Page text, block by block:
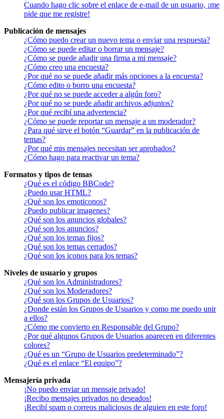
Cuando hago clic sobre el enlace de e-mail de un usuario, ¡me
pide que me registre!
Publicación de mensajes
¿Cómo puedo crear un nuevo tema o enviar una respuesta?
¿Cómo se puede editar o borrar un mensaje?
¿Cómo se puede añadir una firma a mi mensaje?
¿Cómo creo una encuesta?
¿Por qué no se puede añadir más opciones a la encuesta?
¿Cómo edito o borro una encuesta?
¿Por qué no se puede acceder a algún foro?
¿Por qué no se puede añadir archivos adjuntos?
¿Por qué recibí una advertencia?
¿Cómo se puede reportar un mensaje a un moderador?
¿Para qué sirve el botón “Guardar” en la publicación de
temas?
¿Por qué mis mensajes necesitan ser aprobados?
¿Cómo hago para reactivar un tema?
Formatos y tipos de temas
¿Qué es el código BBCode?
¿Puedo usar HTML?
¿Qué son los emoticonos?
¿Puedo publicar imagenes?
¿Qué son los anuncios globales?
¿Qué son los anuncios?
¿Qué son los temas fijos?
¿Qué son los temas cerrados?
¿Qué son los iconos para los temas?
Niveles de usuario y grupos
¿Qué son los Administradores?
¿Qué son los Moderadores?
¿Qué son los Grupos de Usuarios?
¿Donde están los Grupos de Usuarios y como me puedo unir
a ellos?
¿Cómo me convierto en Responsable del Grupo?
¿Por qué algunos Grupos de Usuarios aparecen en diferentes
colores?
¿Qué es un “Grupo de Usuarios predeterminado”?
¿Qué es el enlace “El equipo”?
Mensajería privada
¡No puedo enviar un mensaje privado!
¡Recibo mensajes privados no deseados!
¡Recibí spam o correos maliciosos de alguien en este foro!